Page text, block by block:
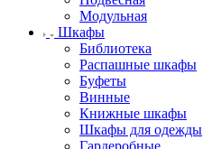
Модульная
Шкафы
Библиотека
Распашные шкафы
Буфеты
Винные
Книжные шкафы
Шкафы для одежды
Гардеробные